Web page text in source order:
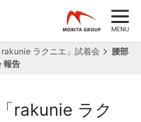
ラクニエ」試着会
腰部
報告
rakunie ラク